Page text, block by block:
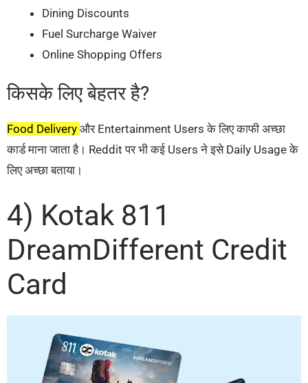
Dining Discounts
Fuel Surcharge Waiver
Online Shopping Offers
किसके लिए बेहतर है?
Food Delivery और Entertainment Users के लिए काफी अच्छा
कार्ड माना जाता है। Reddit पर भी कई Users ने इसे Daily Usage के
लिए अच्छा बताया।
4) Kotak 811
DreamDifferent Credit
Card